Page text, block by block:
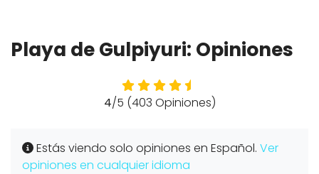
Playa de Gulpiyuri: Opiniones
4/5 (403 Opiniones)
Estás viendo solo opiniones en Español. Ver
opiniones en cualquier idioma